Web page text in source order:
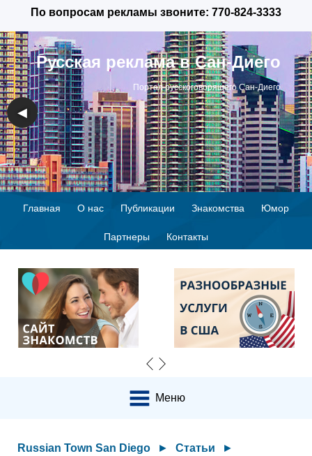
По вопросам рекламы звоните: 770-824-3333
Русская реклама в Сан-Диего
Портал русскоговорящего Сан-Диего
◀ ▶
Главная О нас Публикации Знакомства Юмор
Партнеры Контакты
Меню
Russian Town San Diego ► Статьи
►